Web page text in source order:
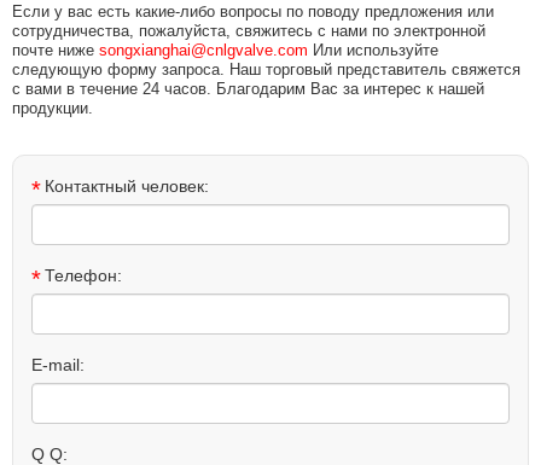
Если у вас есть какие-либо вопросы по поводу предложения или
сотрудничества, пожалуйста, свяжитесь с нами по электронной
почте ниже songxianghai@cnlgvalve.com Или используйте
следующую форму запроса. Наш торговый представитель свяжется
с вами в течение 24 часов. Благодарим Вас за интерес к нашей
продукции.
* Контактный человек:
*Телефон:
E-mail:
Q Q: